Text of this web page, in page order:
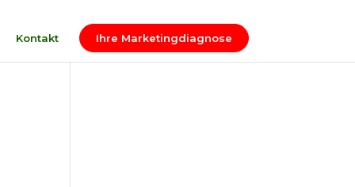
Kontakt Ihre Marketingdiagnose